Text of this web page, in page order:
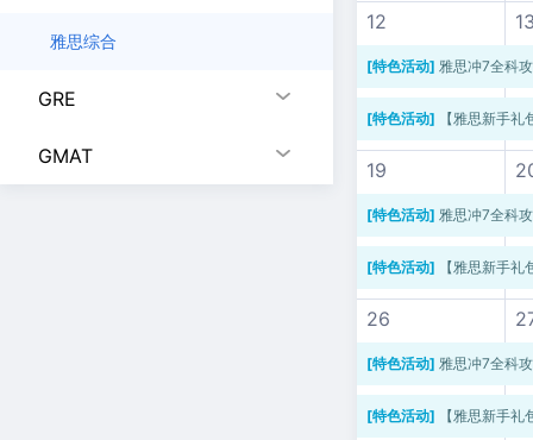
雅思综合
GRE
GMAT
12
[特色活动] 【雅思新手礼
[特色活动] 雅思冲7全科
19
[特色活动] 【雅思新手礼
[特色活动] 雅思冲7全科
26
[特色活动] 【雅思新手礼
[特色活动] 雅思冲7全科